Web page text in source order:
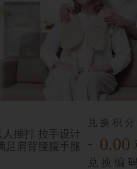
捶打 拉手设计
足肩背腰腹手腿
兑换积
+ 0.00
兑换编